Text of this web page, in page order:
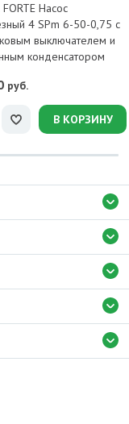
Насос
4 SPm 6-50-0,75 с
выключателем и
конденсатором
руб.
В КОРЗИНУ